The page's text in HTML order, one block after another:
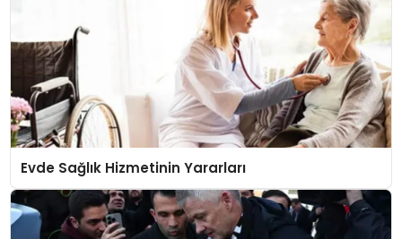
Evde Sağlık Hizmetinin Yararları